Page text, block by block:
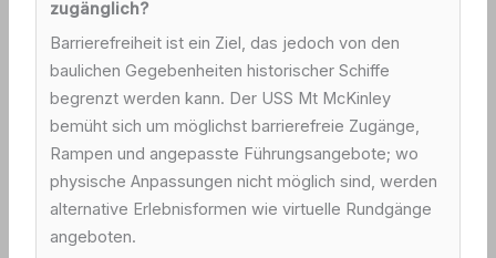
zugänglich?
Barrierefreiheit ist ein Ziel, das jedoch von den
baulichen Gegebenheiten historischer Schiffe
begrenzt werden kann. Der USS Mt McKinley
bemüht sich um möglichst barrierefreie Zugänge,
Rampen und angepasste Führungsangebote; wo
physische Anpassungen nicht möglich sind, werden
alternative Erlebnisformen wie virtuelle Rundgänge
angeboten.